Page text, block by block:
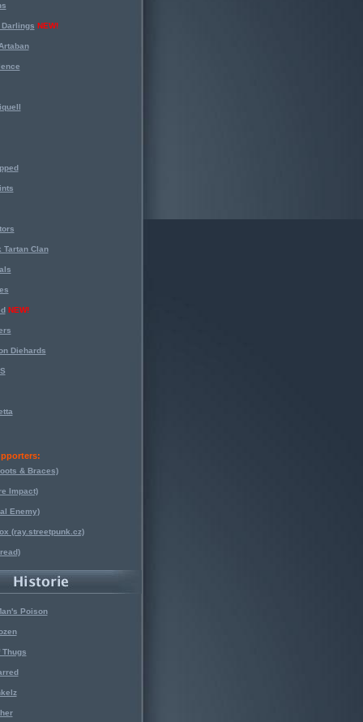
NEW!
Tartan Clan
NEW!
Diehards
& Braces)
Impact)
Enemy)
(ray.streetpunk.cz)
Poison
Thugs